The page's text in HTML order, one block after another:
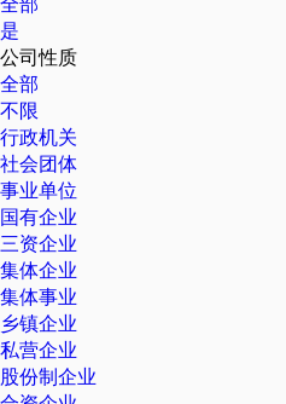
是
公司性质
全部
不限
行政机关
社会团体
事业单位
国有企业
三资企业
集体企业
集体事业
乡镇企业
私营企业
股份制企业